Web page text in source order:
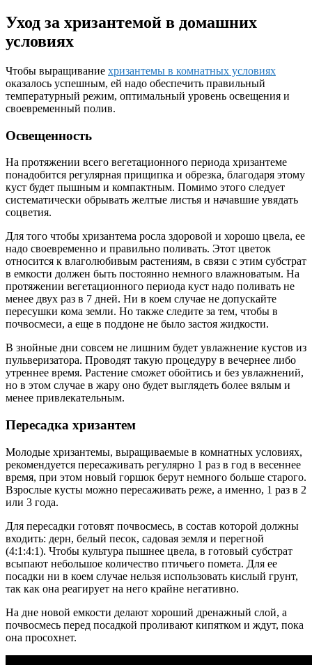
Уход за хризантемой в домашних
условиях
Чтобы выращивание хризантемы в комнатных условиях
оказалось успешным, ей надо обеспечить правильный
температурный режим, оптимальный уровень освещения и
своевременный полив.
Освещенность
На протяжении всего вегетационного периода хризантеме
понадобится регулярная прищипка и обрезка, благодаря этому
куст будет пышным и компактным. Помимо этого следует
систематически обрывать желтые листья и начавшие увядать
соцветия.
Для того чтобы хризантема росла здоровой и хорошо цвела, ее
надо своевременно и правильно поливать. Этот цветок
относится к влаголюбивым растениям, в связи с этим субстрат
в емкости должен быть постоянно немного влажноватым. На
протяжении вегетационного периода куст надо поливать не
менее двух раз в 7 дней. Ни в коем случае не допускайте
пересушки кома земли. Но также следите за тем, чтобы в
почвосмеси, а еще в поддоне не было застоя жидкости.
В знойные дни совсем не лишним будет увлажнение кустов из
пульверизатора. Проводят такую процедуру в вечернее либо
утреннее время. Растение сможет обойтись и без увлажнений,
но в этом случае в жару оно будет выглядеть более вялым и
менее привлекательным.
Пересадка хризантем
Молодые хризантемы, выращиваемые в комнатных условиях,
рекомендуется пересаживать регулярно 1 раз в год в весеннее
время, при этом новый горшок берут немного больше старого.
Взрослые кусты можно пересаживать реже, а именно, 1 раз в 2
или 3 года.
Для пересадки готовят почвосмесь, в состав которой должны
входить: дерн, белый песок, садовая земля и перегной
(4:1:4:1). Чтобы культура пышнее цвела, в готовый субстрат
всыпают небольшое количество птичьего помета. Для ее
посадки ни в коем случае нельзя использовать кислый грунт,
так как она реагирует на него крайне негативно.
На дне новой емкости делают хороший дренажный слой, а
почвосмесь перед посадкой проливают кипятком и ждут, пока
она просохнет.